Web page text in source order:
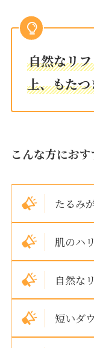
自然なリ
上、もた
こんな方におす
たるみ
肌のハ
自然な
短いダ